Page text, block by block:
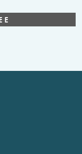
E